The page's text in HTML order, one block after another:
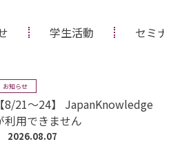
学生活動 セミ
お知らせ
【8/21～24】 JapanKnowledge
利用できません
2026.08.07